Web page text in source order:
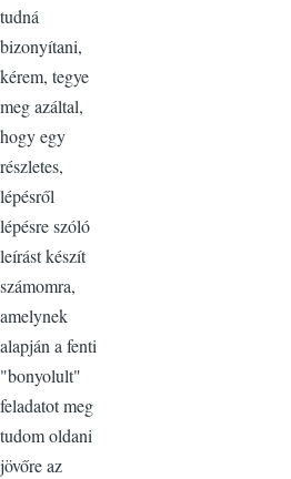
tudná
bizonyítani,
kérem, tegye
meg azáltal,
hogy egy
részletes,
lépésről
lépésre szóló
leírást készít
számomra,
amelynek
alapján a fenti
"bonyolult"
feladatot meg
tudom oldani
jövőre az